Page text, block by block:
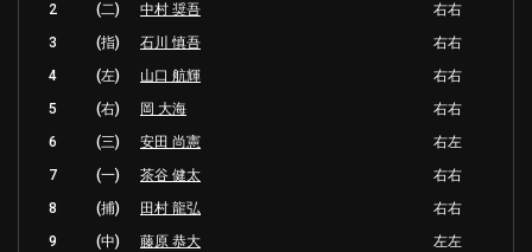
2
(二) 中村 奨吾
右右
3
(指) 石川 慎吾
右右
4
(左) 山口 航輝
右右
5
(右) 岡 大海
右右
6
(三) 安田 尚憲
右左
7
(一) 茶谷 健太
右右
8
(捕) 田村 龍弘
右右
9
(中) 藤原 恭大 左左